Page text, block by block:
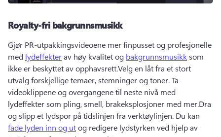
Royalty-fri bakgrunnsmusikk
Gjør PR-utpakkingsvideoene mer finpusset og profesjonelle
med lydeffekter av høy kvalitet og bakgrunnsmusikk som
ikke er beskyttet av opphavsrett.Velg en låt fra et stort
utvalg forskjellige temaer, stemninger og toner. Ta
videoklippene og overgangene til neste nivå med
lydeffekter som pling, smell, brakeksplosjoner med mer.Dra
og slipp et lydspor på tidslinjen fra verktøylinjen. Du kan
fade lyden inn og ut og redigere lydstyrken ved hjelp av